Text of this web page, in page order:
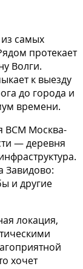
самых
протекает
Волги.
к выезду
до города и
времени.
ВСМ Москва-
— деревня
Завидово:
и другие
локация,
хочет